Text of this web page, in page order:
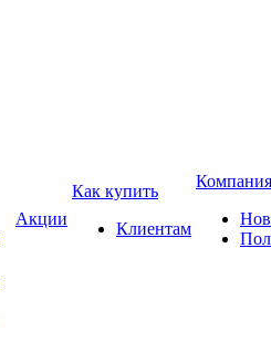
Акции
Как купить
Клиентам
Компания